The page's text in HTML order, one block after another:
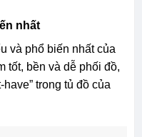
nhất
và phổ biến nhất của
tốt, bền và dễ phối đồ,
trong tủ đồ của